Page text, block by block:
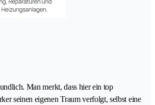
Man merkt, dass hier ein top
seinen eigenen Traum verfolgt, selbst eine